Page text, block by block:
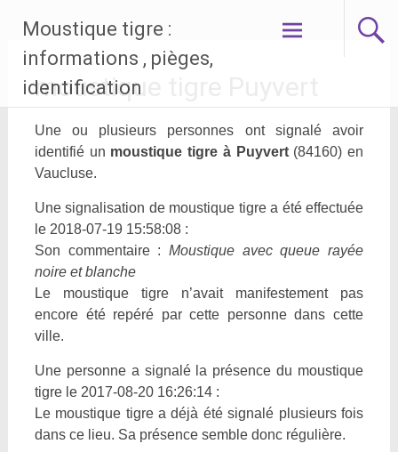
contenu
Moustique tigre :
informations , pièges,
identification
moustique tigre Puyvert
Une ou plusieurs personnes ont signalé avoir
identifié un moustique tigre à Puyvert(84160) en
Vaucluse.
Une signalisation de moustique tigre a été effectuée
le 2018-07-19 15:58:08 :
Son commentaire : Moustique avec queue rayée
noire et blanche
Le moustique tigre n’avait manifestement pas
encore été repéré par cette personne dans cette
ville.
Une personne a signalé la présence du moustique
tigre le 2017-08-20 16:26:14 :
Le moustique tigre a déjà été signalé plusieurs fois
dans ce lieu. Sa présence semble donc régulière.